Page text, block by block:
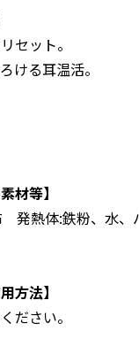
セット。
ける耳温活。
材等】
発熱体:鉄粉、水、
方法】
ださい。